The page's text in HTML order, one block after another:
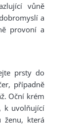
vůně
a
provoní a
prsty do
případně
Oční krém
k uvolňující
ženu, která